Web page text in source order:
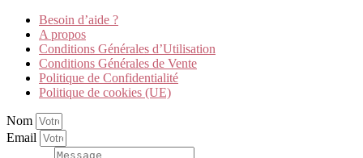
Besoin d’aide ?
A propos
Conditions Générales d’Utilisation
Conditions Générales de Vente
Politique de Confidentialité
Politique de cookies (UE)
Nom
Email